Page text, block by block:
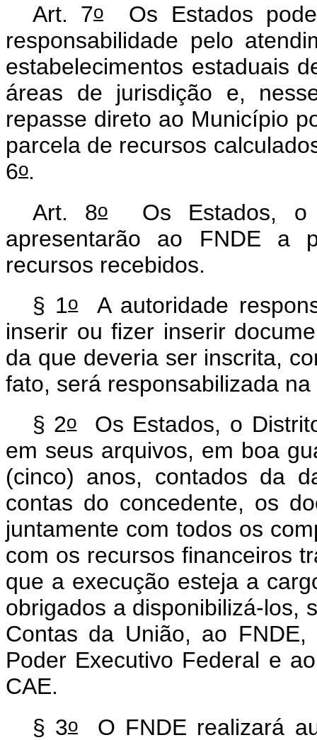
Art. 7o
Os Estados
responsabilidade pelo
estabelecimentos estaduais
áreas de jurisdição e,
repasse direto ao Município
parcela de recursos
6o.
Art. 8oOs Estados, o
apresentarão ao FNDE a
recursos recebidos.
§ 1oA autoridade
inserir ou fizer inserir
da que deveria ser inscrita,
fato, será responsabilizada
§ 2oOs Estados, o
em seus arquivos, em boa
(cinco) anos, contados da
contas do concedente, os
juntamente com todos os
com os recursos financeiros
que a execução esteja a
obrigados a disponibilizá-los,
Contas da União, ao
Poder Executivo Federal e
CAE.
§ 3oO FNDE realizará